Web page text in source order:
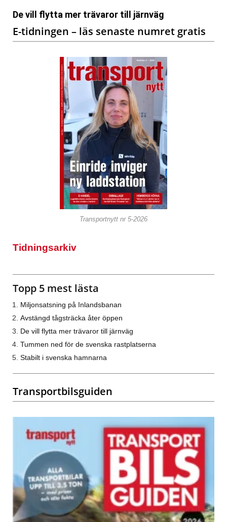
De vill flytta mer trävaror till järnväg
E-tidningen – läs senaste numret gratis
Transportnytt nr 5-2026
Tidningsarkiv
Topp 5 mest lästa
Miljonsatsning på Inlandsbanan
Avstängd tågsträcka åter öppen
De vill flytta mer trävaror till järnväg
Tummen ned för de svenska rastplatserna
Stabilt i svenska hamnarna
Transportbilsguiden